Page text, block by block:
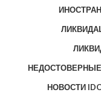
НОВОСТИ